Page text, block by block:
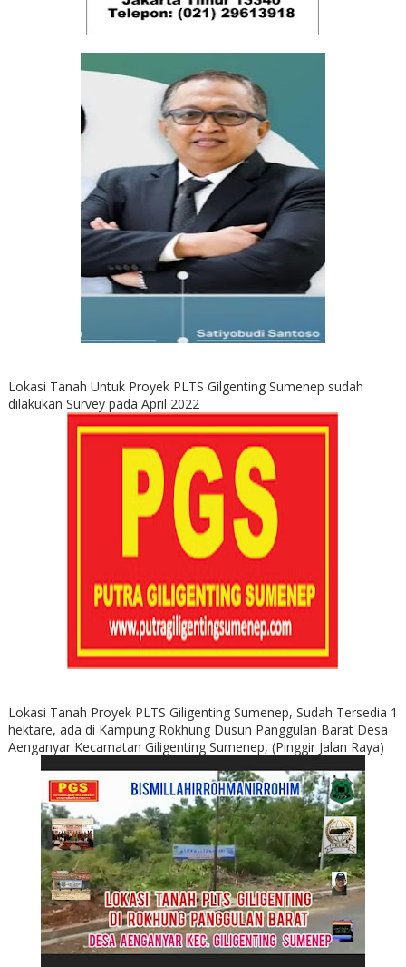
Lokasi Tanah Untuk Proyek PLTS Gilgenting Sumenep sudah
dilakukan Survey pada April 2022
Lokasi Tanah Proyek PLTS Giligenting Sumenep, Sudah Tersedia 1
hektare, ada di Kampung Rokhung Dusun Panggulan Barat Desa
Aenganyar Kecamatan Giligenting Sumenep, (Pinggir Jalan Raya)